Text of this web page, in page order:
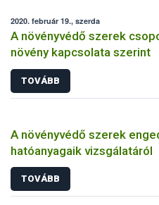
2020. február 19., szerda
A növényvédő szerek
növény kapcsolata szerint
TOVÁBB
A növényvédő szerek
hatóanyagaik vizsgálatáról
TOVÁBB